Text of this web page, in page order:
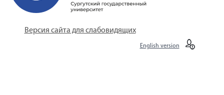
Версия сайта для слабовидящих
English version